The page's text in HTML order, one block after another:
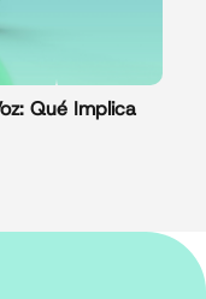
Qué Implica